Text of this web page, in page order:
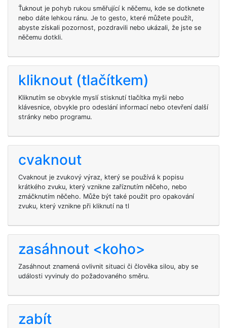
Ťuknout je pohyb rukou směřující k něčemu, kde se dotknete
nebo dáte lehkou ránu. Je to gesto, které můžete použít,
abyste získali pozornost, pozdravili nebo ukázali, že jste se
něčemu dotkli.
kliknout (tlačítkem)
Kliknutím se obvykle myslí stisknutí tlačítka myši nebo
klávesnice, obvykle pro odeslání informací nebo otevření další
stránky nebo programu.
cvaknout
Cvaknout je zvukový výraz, který se používá k popisu
krátkého zvuku, který vznikne zaříznutím něčeho, nebo
zmáčknutím něčeho. Může být také použit pro opakování
zvuku, který vznikne při kliknutí na tl
zasáhnout <koho>
Zasáhnout znamená ovlivnit situaci či člověka silou, aby se
události vyvinuly do požadovaného směru.
zabít